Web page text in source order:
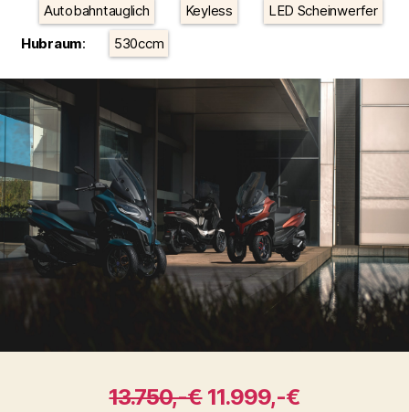
Autobahntauglich
Keyless
LED Scheinwerfer
Hubraum: 530ccm
13.750,-€11.999,-€